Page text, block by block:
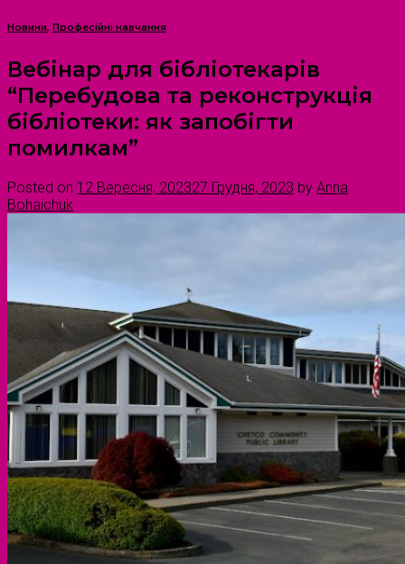
Новини, Професійні навчання
Вебінар для бібліотекарів
“Перебудова та реконструкція
бібліотеки: як запобігти
помилкам”
Posted on 12 Вересня, 202327 Грудня, 2023 by Anna
Bohaichuk